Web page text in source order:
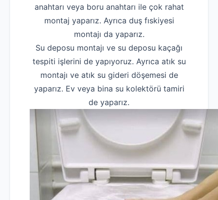
anahtarı veya boru anahtarı ile çok rahat
montaj yaparız. Ayrıca duş fıskiyesi
montajı da yaparız.
Su deposu montajı ve su deposu kaçağı
tespiti işlerini de yapıyoruz. Ayrıca atık su
montajı ve atık su gideri döşemesi de
yaparız. Ev veya bina su kolektörü tamiri
de yaparız.